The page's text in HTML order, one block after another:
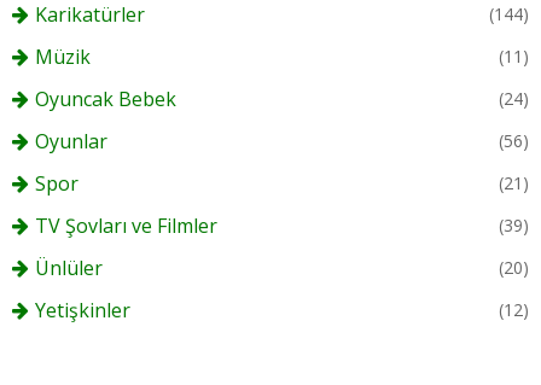
Karikatürler (144)
Müzik (11)
Oyuncak Bebek (24)
Oyunlar (56)
Spor (21)
TV Şovları ve Filmler (39)
Ünlüler (20)
Yetişkinler (12)